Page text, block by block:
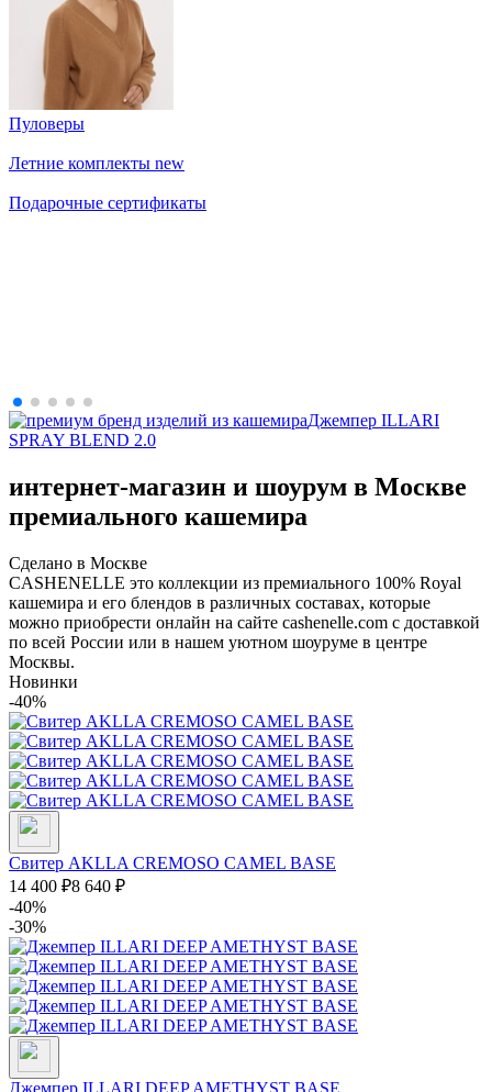
Пуловеры
Летние комплекты new
Подарочные сертификаты
Джемпер ILLARI
SPRAY BLEND 2.0
интернет-магазин и шоурум в Москве
премиального кашемира
Сделано в Москве
CASHENELLE это коллекции из премиального 100% Royal
кашемира и его блендов в различных составах, которые
можно приобрести онлайн на сайте cashenelle.com с доставкой
по всей России или в нашем уютном шоуруме в центре
Москвы.
Новинки
-40%
Свитер AKLLA CREMOSO CAMEL BASE
14 400 ₽8 640 ₽
-40%
-30%
Джемпер ILLARI DEEP AMETHYST BASE